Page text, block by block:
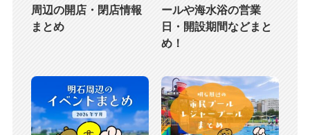
周辺の開店・閉店情報
まとめ
ールや海水浴の営業
日・開設期間などまと
め！